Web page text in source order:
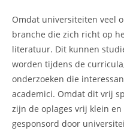
Omdat universiteiten veel
branche die zich richt op
literatuur. Dit kunnen
worden tijdens de
onderzoeken die
academici. Omdat dit vrij
zijn de oplages vrij klein
gesponsord door